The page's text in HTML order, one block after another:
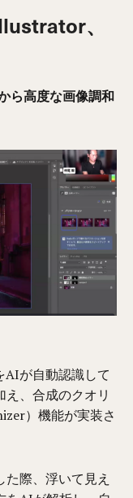
、
ら高度な画像調和
が自動認識して
、合成のクオリ
）機能が実装さ
際、浮いて見え